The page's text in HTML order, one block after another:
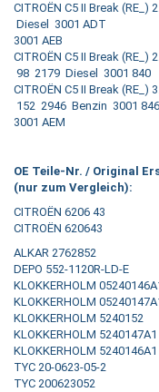
CITROËN C5 II Break
Diesel 3001 ADT
3001 AEB
CITROËN C5 II Break
98 2179 Diesel 3001 840
CITROËN C5 II Break
152 2946 Benzin 3001 846
3001 AEM
OE Teile-Nr. / Original
(nur zum Vergleich):
CITROËN 6206 43
CITROËN 620643
ALKAR 2762852
DEPO 552-1120R-LD-E
KLOKKERHOLM
KLOKKERHOLM
KLOKKERHOLM 5240152
KLOKKERHOLM 5240147A1
KLOKKERHOLM 5240146A1
TYC 20-0623-05-2
TYC 200623052